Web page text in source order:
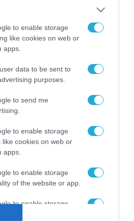
to enable storage
like cookies on web or
apps.
data to be sent to
purposes.
to send me
to enable storage
like cookies on web or
apps.
to enable storage
of the website or app.
to enable storage